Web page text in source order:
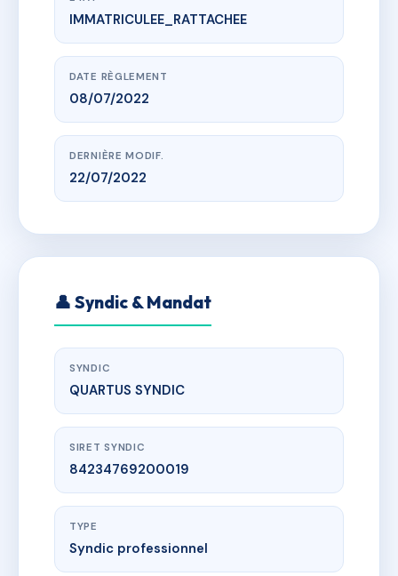
www.vme.plus/AH6663629
Résidence l'Aubier
av des hauts de saint-aubin, 49100 Angers
IMMATRICULEE_RATTACHEE
DATE RÈGLEMENT
08/07/2022
DERNIÈRE MODIF.
22/07/2022
👤 Syndic & Mandat
SYNDIC
QUARTUS SYNDIC
SIRET SYNDIC
84234769200019
TYPE
Syndic professionnel